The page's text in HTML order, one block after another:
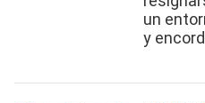
un
y